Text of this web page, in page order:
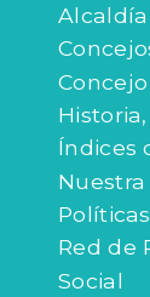
Alcaldía
Índices
Red de
Social